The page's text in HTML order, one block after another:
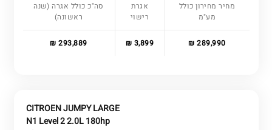
מחיר מחירון כולל
מע"מ
אגרת
רישוי
סה"כ כולל אגרה (שנה
ראשונה)
289,990 ₪
3,899 ₪
293,889 ₪
CITROEN JUMPY LARGE
N1 Level 2 2.0L 180hp